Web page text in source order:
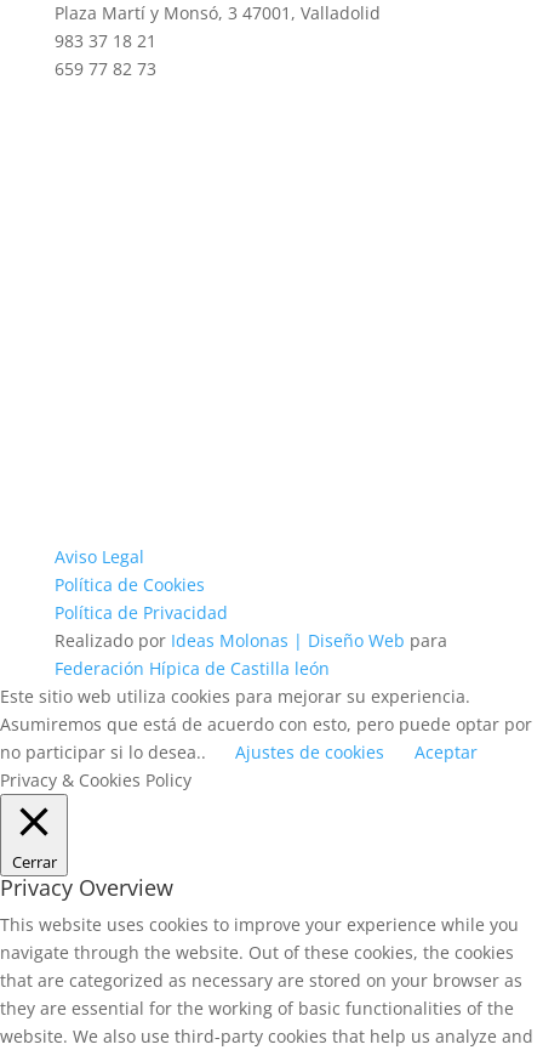
Plaza Martí y Monsó, 3 47001, Valladolid
983 37 18 21
659 77 82 73
Aviso Legal
Política de Cookies
Política de Privacidad
Realizado por Ideas Molonas | Diseño Web para
Federación Hípica de Castilla león
Este sitio web utiliza cookies para mejorar su experiencia.
Asumiremos que está de acuerdo con esto, pero puede optar por
no participar si lo desea..
Ajustes de cookies
Aceptar
Privacy & Cookies Policy
Cerrar
Privacy Overview
This website uses cookies to improve your experience while you
navigate through the website. Out of these cookies, the cookies
that are categorized as necessary are stored on your browser as
they are essential for the working of basic functionalities of the
website. We also use third-party cookies that help us analyze and